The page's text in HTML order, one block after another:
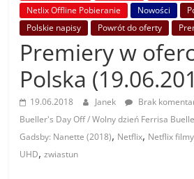
Netlix Offline Pobieranie
Nowości
Polskie napisy
Powrót do oferty
Premiery w
Polska
19.06.2018 Janek Brak
Bueller's Day Off / Wolny dzień Ferrisa
Gadsby: Nanette (2018), Netflix, Netflix filmy
UHD,zwiastun